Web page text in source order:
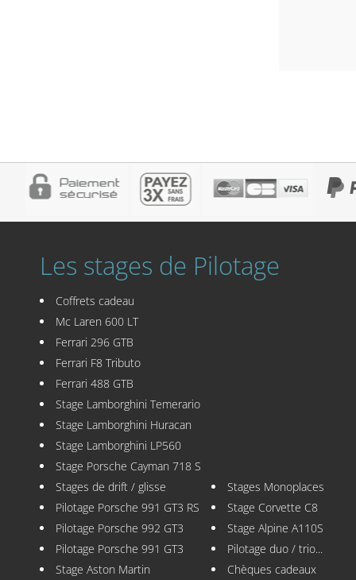
Les stages de Pilotage
Coffrets cadeau
Mc Laren 600 LT
Ferrari 296 GTB
Ferrari F8 Tributo
Ferrari 488 GTB
Stage Lamborghini Temerario
Stage Lamborghini Huracan
Stage Lamborghini LP560
Stage Porsche Cayman 718 S
Stages de drift / glisse
Pilotage Porsche 991 GT3 RS
Pilotage Porsche 992 GT3
Pilotage Porsche 991 GT3
Stage Aston Martin
Stages Monoplaces
Stage Corvette C8
Stage Alpine A110S
Pilotage duo / trio...
Chèques cadeaux